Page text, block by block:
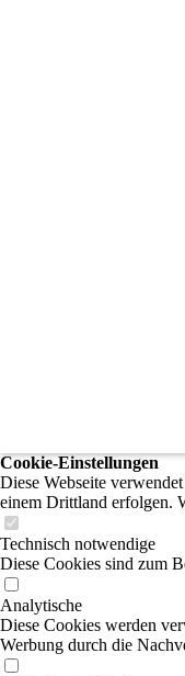
Cookie-Einstellungen
Diese Webseite
einem Drittland erfolgen.
Technisch notwendige
Diese Cookies sind zum
Analytische
Diese Cookies werden
Werbung durch die